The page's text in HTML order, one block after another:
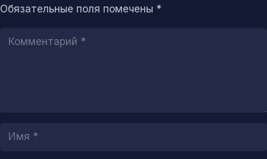
Обязательные поля помечены *